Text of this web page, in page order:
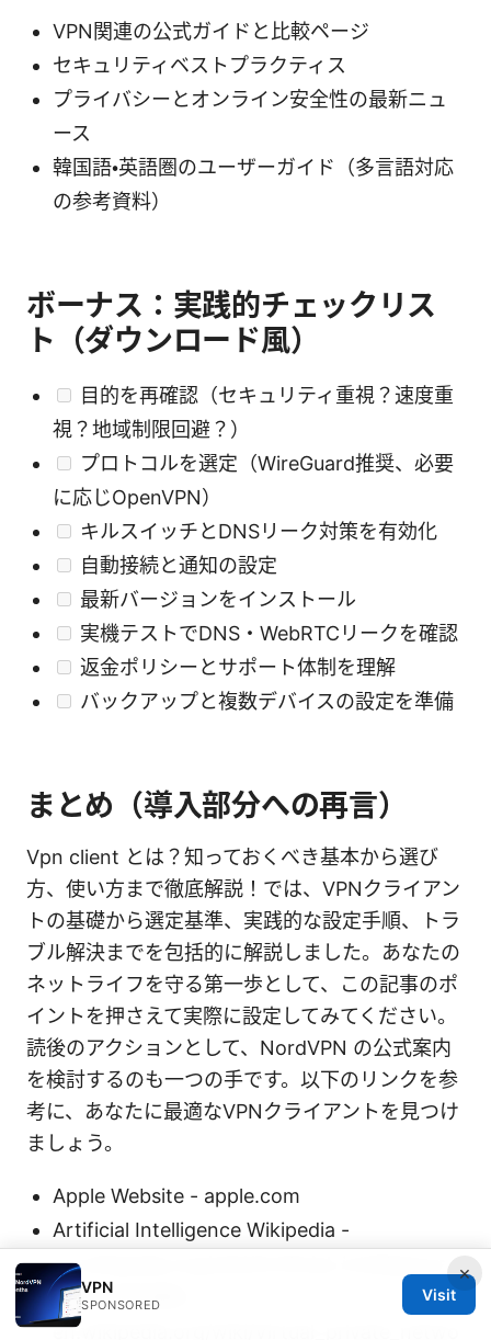
VPN関連の公式ガイドと比較ページ
セキュリティベストプラクティス
プライバシーとオンライン安全性の最新ニュ
ース
韓国語・英語圏のユーザーガイド（多言語対応
の参考資料）
ボーナス：実践的チェックリス
ト（ダウンロード風）
目的を再確認（セキュリティ重視？速度重
視？地域制限回避？）
プロトコルを選定（WireGuard推奨、必要
に応じOpenVPN）
キルスイッチとDNSリーク対策を有効化
自動接続と通知の設定
最新バージョンをインストール
実機テストでDNS・WebRTCリークを確認
返金ポリシーとサポート体制を理解
バックアップと複数デバイスの設定を準備
まとめ（導入部分への再言）
Vpn client とは？知っておくべき基本から選び
方、使い方まで徹底解説！では、VPNクライアン
トの基礎から選定基準、実践的な設定手順、トラ
ブル解決までを包括的に解説しました。あなたの
ネットライフを守る第一歩として、この記事のポ
イントを押さえて実際に設定してみてください。
読後のアクションとして、NordVPN の公式案内
を検討するのも一つの手です。以下のリンクを参
考に、あなたに最適なVPNクライアントを見つけ
ましょう。
Apple Website - apple.com
Artificial Intelligence Wikipedia -
en.wikipedia.org/wiki/Artificial_intelligence
VPNs 参考資料 -
en.wikipedia.org/wiki/Virtual_private_netwo
×
VPN
SPONSORED
Visit